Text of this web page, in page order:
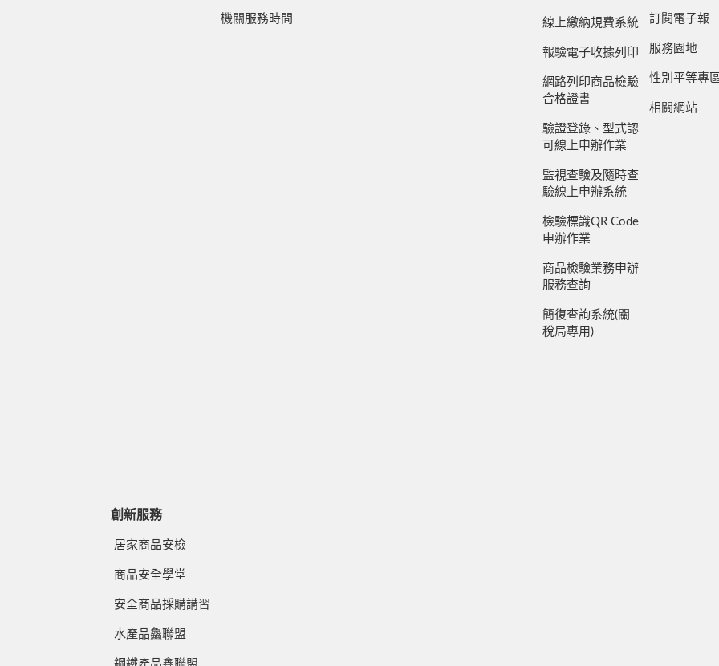
機關服務時間 線上繳納規費系統
報驗電子收據列印
網路列印商品檢驗
合格證書
驗證登錄、型式認
可線上申辦作業
監視查驗及隨時查
驗線上申辦系統
檢驗標識QR Code
申辦作業
商品檢驗業務申辦
服務查詢
簡復查詢系統(關
稅局專用)
訂閱電子報
服務園地
性別平等專
相關網站
創新服務
居家商品安檢
商品安全學堂
安全商品採購講習
水產品鱻聯盟